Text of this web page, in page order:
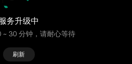
服务升级中
~ 30 分钟，请耐心等待
刷新